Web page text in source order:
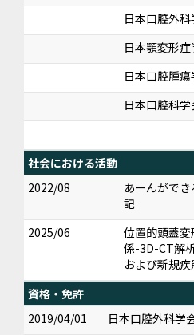
日本口腔外
日本顎変形
日本口腔腫
日本口腔科学
社会における活動
2022/08
あーんがで
記
2025/06
位置的頭蓋
係-3D-CT解
および新規
資格・免許
2019/04/01
日本口腔外科学